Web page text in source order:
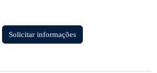
Solicitar informações